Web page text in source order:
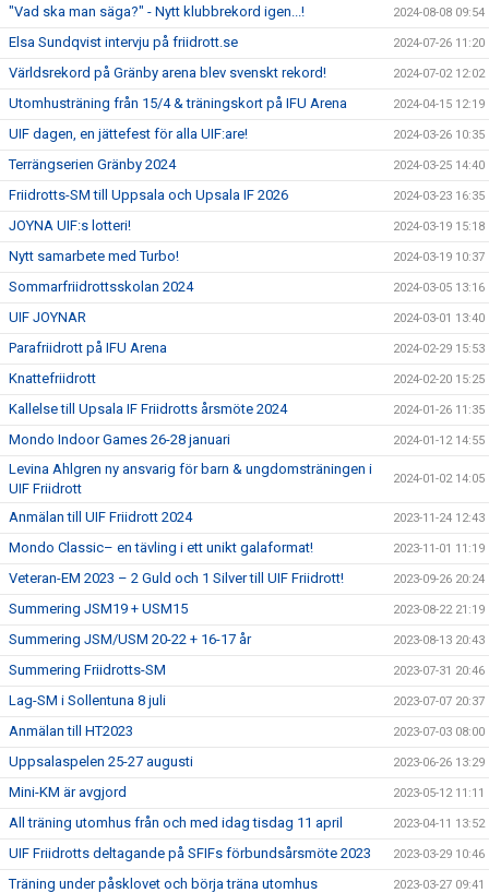
"Vad ska man säga?" - Nytt klubbrekord igen...! 2024-08-08 09:54
Elsa Sundqvist intervju på friidrott.se 2024-07-26 11:20
Världsrekord på Gränby arena blev svenskt rekord! 2024-07-02 12:02
Utomhusträning från 15/4 & träningskort på IFU Arena 2024-04-15 12:19
UIF dagen, en jättefest för alla UIF:are! 2024-03-26 10:35
Terrängserien Gränby 2024 2024-03-25 14:40
Friidrotts-SM till Uppsala och Upsala IF 2026 2024-03-23 16:35
JOYNA UIF:s lotteri! 2024-03-19 15:18
Nytt samarbete med Turbo! 2024-03-19 10:37
Sommarfriidrottsskolan 2024 2024-03-05 13:16
UIF JOYNAR 2024-03-01 13:40
Parafriidrott på IFU Arena 2024-02-29 15:53
Knattefriidrott 2024-02-20 15:25
Kallelse till Upsala IF Friidrotts årsmöte 2024 2024-01-26 11:35
Mondo Indoor Games 26-28 januari 2024-01-12 14:55
Levina Ahlgren ny ansvarig för barn & ungdomsträningen i
UIF Friidrott
2024-01-02 14:05
Anmälan till UIF Friidrott 2024 2023-11-24 12:43
Mondo Classic– en tävling i ett unikt galaformat! 2023-11-01 11:19
Veteran-EM 2023 – 2 Guld och 1 Silver till UIF Friidrott! 2023-09-26 20:24
Summering JSM19 + USM15 2023-08-22 21:19
Summering JSM/USM 20-22 + 16-17 år 2023-08-13 20:43
Summering Friidrotts-SM 2023-07-31 20:46
Lag-SM i Sollentuna 8 juli 2023-07-07 20:37
Anmälan till HT2023 2023-07-03 08:00
Uppsalaspelen 25-27 augusti 2023-06-26 13:29
Mini-KM är avgjord 2023-05-12 11:11
All träning utomhus från och med idag tisdag 11 april 2023-04-11 13:52
UIF Friidrotts deltagande på SFIFs förbundsårsmöte 2023 2023-03-29 10:46
Träning under påsklovet och börja träna utomhus 2023-03-27 09:41